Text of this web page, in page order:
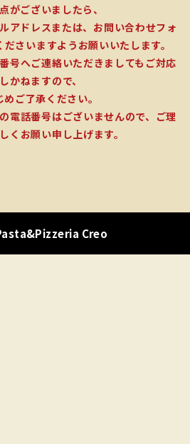
がございましたら、
アドレスまたは、お問い合わせフォ
さいますようお願いいたします。
号へご連絡いただきましてもご対応
かねますので、
めご了承ください。
電話番号はございませんので、ご理
くお願い申し上げます。
Creo